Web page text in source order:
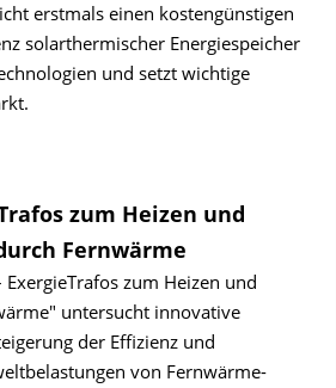
erstmals einen kostengünstigen
solarthermischer Energiespeicher
und setzt wichtige
zum Heizen und
Fernwärme
ExergieTrafos zum Heizen und
untersucht innovative
der Effizienz und
von Fernwärme-